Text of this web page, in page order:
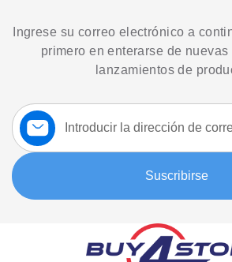
Ingrese su correo electrónico a
primero en enterarse de
lanzamientos de
Suscríbase
a
nuestro
boletín:
Suscribirse